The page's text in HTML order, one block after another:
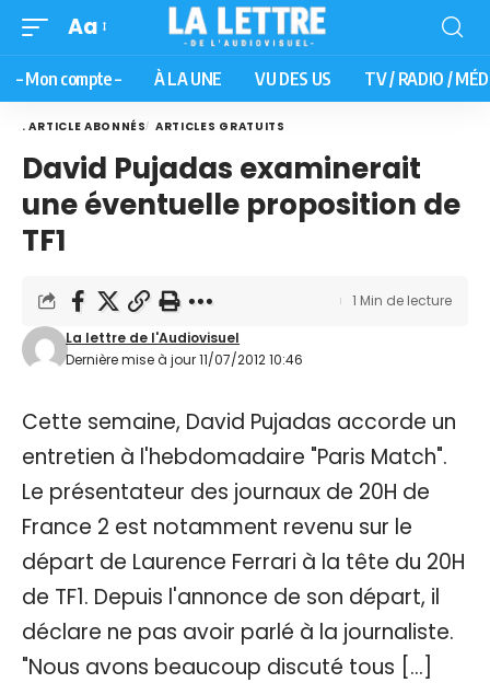
Aa
– Mon compte – À LA UNE VU DES US TV / RADIO /
. ARTICLE ABONNÉS ARTICLES GRATUITS
David Pujadas examinerait
une éventuelle proposition de
TF1
Dernière mise à jour 11/07/2012 10:46
La lettre de l'Audiovisuel
1 Min de lecture
Cette semaine, David Pujadas accorde un
entretien à l'hebdomadaire "Paris Match".
Le présentateur des journaux de 20H de
France 2 est notamment revenu sur le
départ de Laurence Ferrari à la tête du 20H
de TF1. Depuis l'annonce de son départ, il
déclare ne pas avoir parlé à la journaliste.
"Nous avons beaucoup discuté tous […]